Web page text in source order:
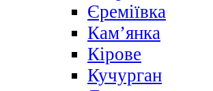
Єреміївка
Кам’янка
Кірове
Кучурган